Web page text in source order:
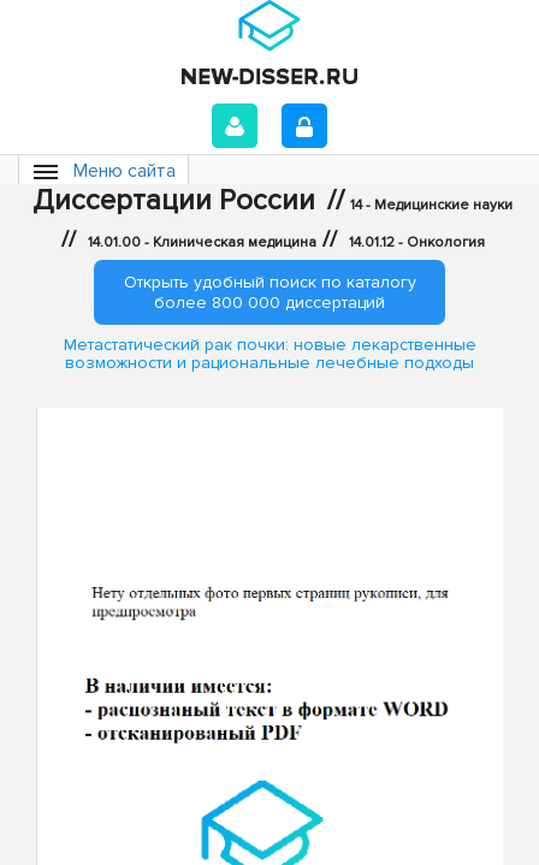
Меню сайта
Диссертации России // 14 - Медицинские науки
// 14.01.00 - Клиническая медицина // 14.01.12 - Онкология
Открыть удобный поиск по каталогу
более 800 000 диссертаций
Метастатический рак почки: новые лекарственные
возможности и рациональные лечебные подходы